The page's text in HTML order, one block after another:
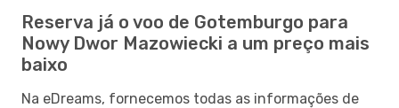
Reserva já o voo de Gotemburgo para
Nowy Dwor Mazowiecki a um preço mais
baixo
Na eDreams, fornecemos todas as informações de